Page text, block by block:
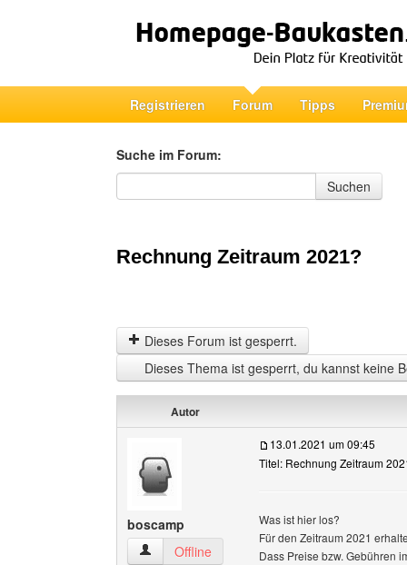
Registrieren Forum Tipps
Suche im Forum:
Suche im Forum
Suchen
Rechnung Zeitraum 2021?
Dieses Forum ist gesperrt.
Dieses Thema ist gesperrt, du kannst keine
Autor
boscamp
boscamp Benutzer-Profile anzeigen
Offline
13.01.2021 um 09:45
Titel: Rechnung Zeitraum
Was ist hier los?
Für den Zeitraum 2021
Dass Preise bzw. Gebühren